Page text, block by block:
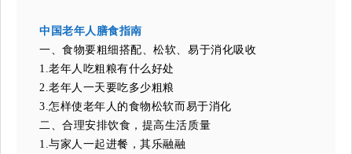
中国老年人膳食指南
一、食物要粗细搭配、松软、易于消化吸收
1.老年人吃粗粮有什么好处
2.老年人一天要吃多少粗粮
3.怎样使老年人的食物松软而易于消化
二、合理安排饮食，提高生活质量
1.与家人一起进餐，其乐融融